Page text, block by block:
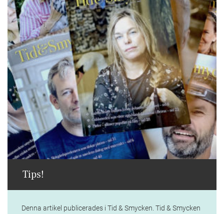
Tips!
Denna artikel publicerades i Tid & Smycken. Tid & Smycken